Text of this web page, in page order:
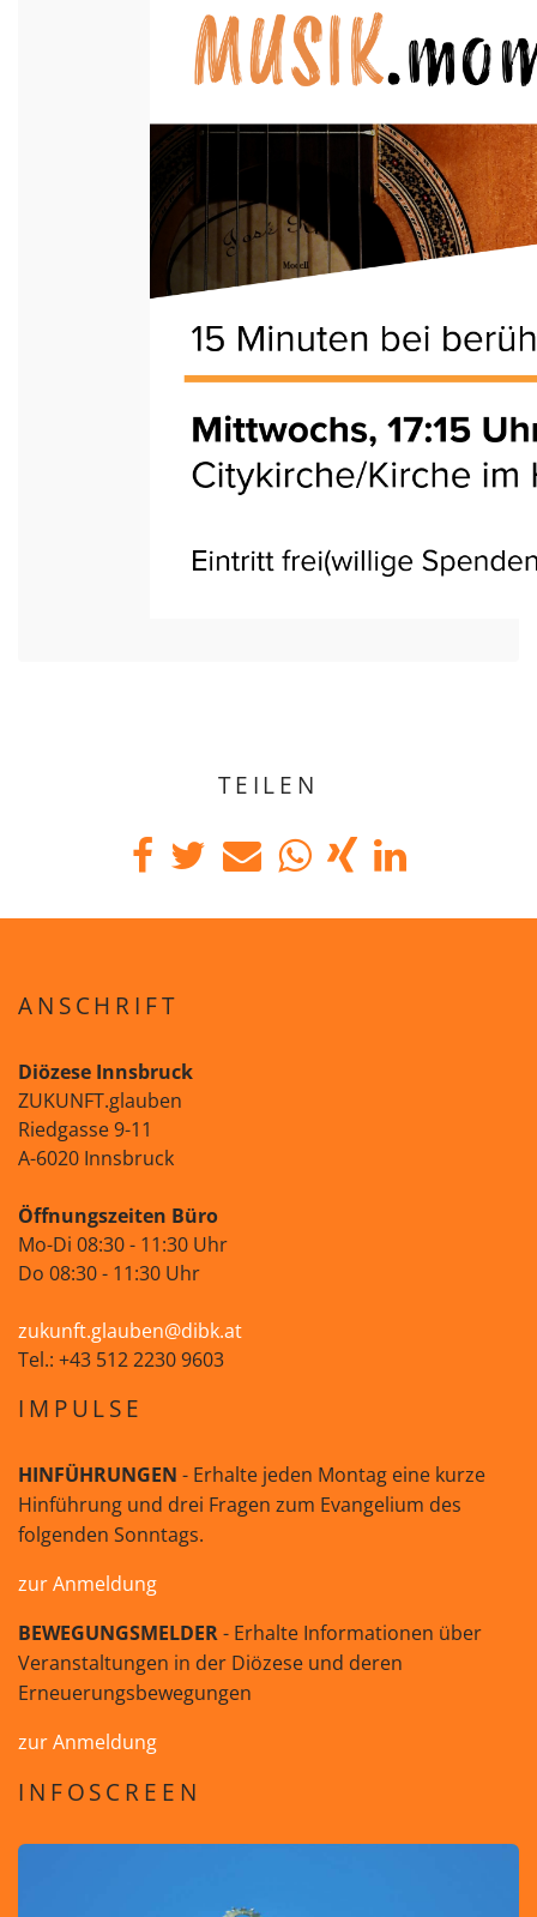
TEILEN
ANSCHRIFT
Diözese Innsbruck
ZUKUNFT.glauben
Riedgasse 9-11
A-6020 Innsbruck
Öffnungszeiten Büro
Mo-Di 08:30 - 11:30 Uhr
Do 08:30 - 11:30 Uhr
zukunft.glauben@dibk.at
Tel.: +43 512 2230 9603
IMPULSE
HINFÜHRUNGEN - Erhalte jeden Montag eine kurze
Hinführung und drei Fragen zum Evangelium des
folgenden Sonntags.
zur Anmeldung
BEWEGUNGSMELDER- Erhalte Informationen über
Veranstaltungen in der Diözese und deren
Erneuerungsbewegungen
zur Anmeldung
INFOSCREEN